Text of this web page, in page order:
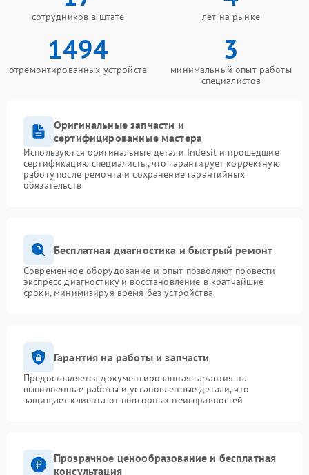
сотрудников в штате лет на рынке
1494
отремонтированных устройств
3
минимальный опыт работы
специалистов
Оригинальные запчасти и
сертифицированные мастера
Используются оригинальные детали Indesit и прошедшие
сертификацию специалисты, что гарантирует корректную
работу после ремонта и сохранение гарантийных
обязательств
Бесплатная диагностика и быстрый ремонт
Современное оборудование и опыт позволяют провести
экспресс-диагностику и восстановление в кратчайшие
сроки, минимизируя время без устройства
Гарантия на работы и запчасти
Предоставляется документированная гарантия на
выполненные работы и установленные детали, что
защищает клиента от повторных неисправностей
Прозрачное ценообразование и бесплатная
консультация